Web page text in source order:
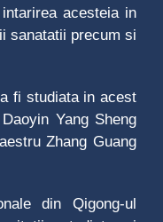
acesteia in
sanatatii precum si
fi studiata in acest
Yang Sheng
Zhang Guang
din Qigong-ul